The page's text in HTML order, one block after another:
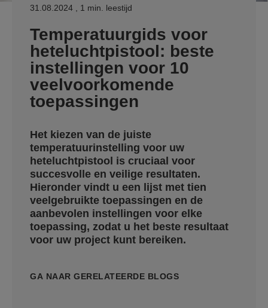
31.08.2024 , 1 min. leestijd
Temperatuurgids voor
heteluchtpistool: beste
instellingen voor 10
veelvoorkomende
toepassingen
Het kiezen van de juiste
temperatuurinstelling voor uw
heteluchtpistool is cruciaal voor
succesvolle en veilige resultaten.
Hieronder vindt u een lijst met tien
veelgebruikte toepassingen en de
aanbevolen instellingen voor elke
toepassing, zodat u het beste resultaat
voor uw project kunt bereiken.
GA NAAR GERELATEERDE BLOGS